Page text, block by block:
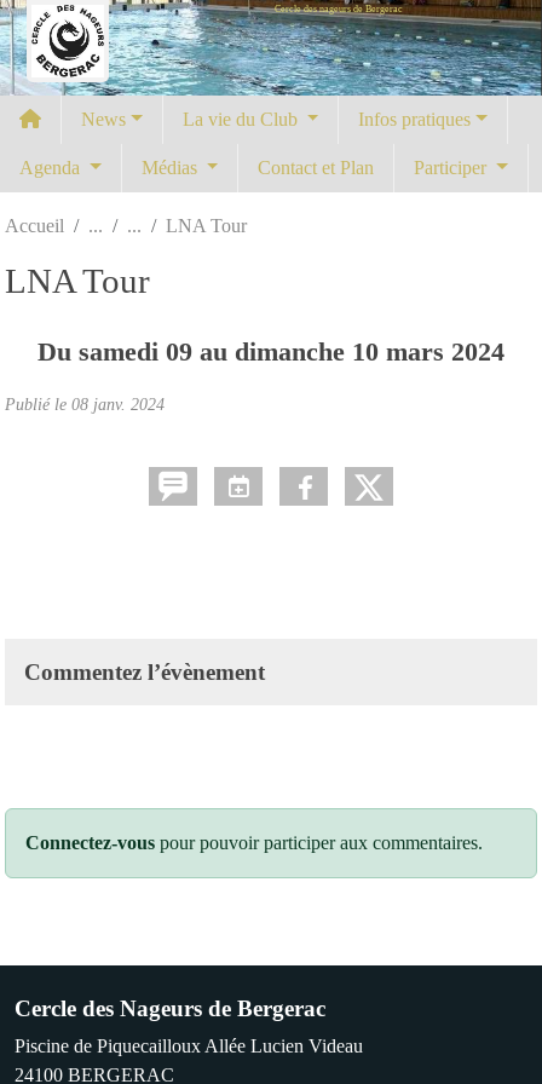
Cercle des nageurs de Bergerac
News La vie du Club Infos pratiques
Agenda Médias Contact et Plan Participer
Accueil LNA Tour
LNA Tour
Du samedi 09 au dimanche 10 mars 2024
Publié le 08 janv. 2024
Commentez l’évènement
Connectez-vous pour pouvoir participer aux commentaires.
Cercle des Nageurs de Bergerac
Piscine de Piquecailloux Allée Lucien Videau
24100 BERGERAC
Panneau de gestion des cookies